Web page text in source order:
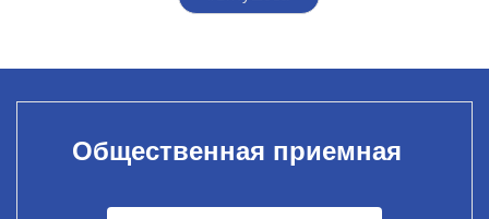
Общественная приемная